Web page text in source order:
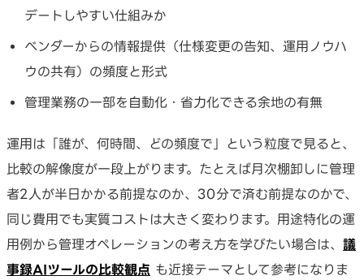
デートしやすい仕組みか
ベンダーからの情報提供（仕様変更の告知、運用ノウハ
ウの共有）の頻度と形式
管理業務の一部を自動化・省力化できる余地の有無
運用は「誰が、何時間、どの頻度で」という粒度で見ると、
比較の解像度が一段上がります。たとえば月次棚卸しに管理
者2人が半日かかる前提なのか、30分で済む前提なのかで、
同じ費用でも実質コストは大きく変わります。用途特化の運
用例から管理オペレーションの考え方を学びたい場合は、 議
事録AIツールの比較観点 も近接テーマとして参考になりま